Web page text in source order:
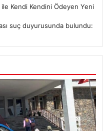
ile Kendi Kendini Ödeyen Yeni
suç duyurusunda bulundu: